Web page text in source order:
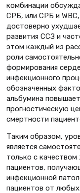
комбинации
СРБ, или СРБ и
достоверно
развития ССЗ и
этом каждый из
роли
формирования
инфекционного
обозначенных
альбумина
прогностическую
смертности
Таким образом,
является
только с
пациентов,
инфекционной
пациентов от